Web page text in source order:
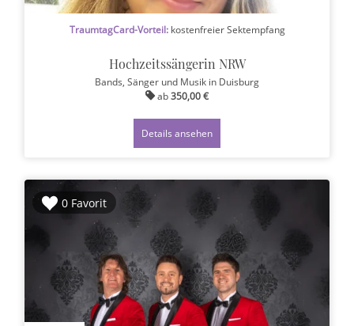
TraumtagCard-Vorteil:kostenfreier Sektempfang
Hochzeitssängerin NRW
Bands, Sänger und Musik in Duisburg
ab350,00 €
Details ansehen
0 Favorit